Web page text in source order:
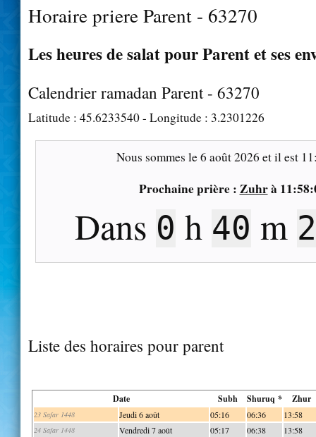
Horaire priere Parent - 63270
Les heures de salat pour Parent et ses
Calendrier ramadan Parent - 63270
Latitude : 45.6233540- Longitude : 3.2301226
Nous sommes le6 août 2026 et il est
Prochaine prière : Zuhrà
Dans 0 h 40 m
Liste des horaires pour parent
Date Subh Shuruq * Zhur
23 Safar 1448 Jeudi 6 août 05:16 06:36 13:58
24 Safar 1448 Vendredi 7 août 05:17 06:38 13:58